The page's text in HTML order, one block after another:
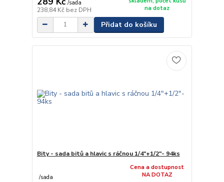
/sada
238,84 Kč bez DPH
na dotaz
Přidat do košíku
Bity - sada bitů a hlavic s ráčnou 1/4"+1/2"- 94ks
/sada
Cena a dostupnost
NA DOTAZ